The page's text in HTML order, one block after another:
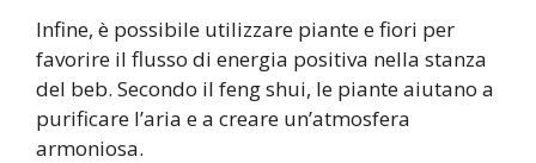
Infine, è possibile utilizzare piante e fiori per
favorire il flusso di energia positiva nella stanza
del beb. Secondo il feng shui, le piante aiutano a
purificare l’aria e a creare un’atmosfera
armoniosa.